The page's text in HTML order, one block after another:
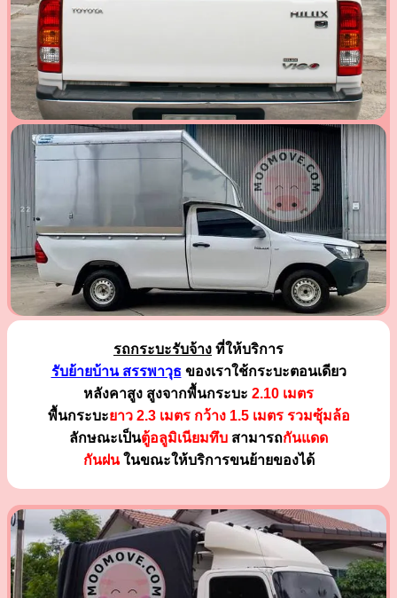
รถกระบะรับจ้าง ที่ให้บริการ
รับย้ายบ้าน สรรพาวุธ ของเราใช้กระบะตอนเดียว
หลังคาสูง สูงจากพื้นกระบะ 2.10 เมตร
พื้นกระบะยาว 2.3 เมตร กว้าง 1.5 เมตร รวมซุ้มล้อ
ลักษณะเป็นตู้อลูมิเนียมทึบ สามารถกันแดด
กันฝนในขณะให้บริการขนย้ายของได้